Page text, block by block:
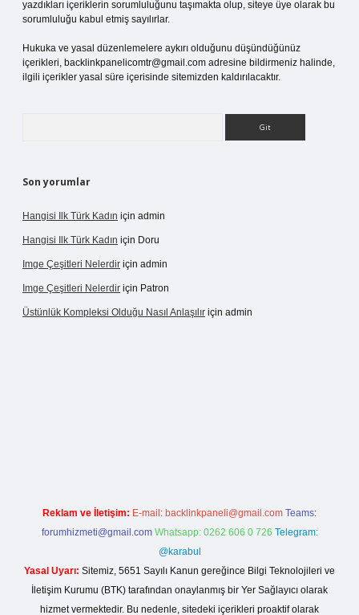
yazdıkları içeriklerin sorumluluğunu taşımakta olup, siteye üye olarak bu
sorumluluğu kabul etmiş sayılırlar.
Hukuka ve yasal düzenlemelere aykırı olduğunu düşündüğünüz
içerikleri, backlinkpanelicomtr@gmail.com adresine bildirmeniz halinde,
ilgili içerikler yasal süre içerisinde sitemizden kaldırılacaktır.
Son yorumlar
Hangisi Ilk Türk Kadın için admin
Hangisi Ilk Türk Kadın için Doru
Imge Çeşitleri Nelerdir için admin
Imge Çeşitleri Nelerdir için Patron
Üstünlük Kompleksi Olduğu Nasıl Anlaşılır için admin
Reklam ve İletişim: E-mail: backlinkpaneli@gmail.com Teams:
forumhizmeti@gmail.com Whatsapp: 0262 606 0 726 Telegram:
@karabul
Yasal Uyarı: Sitemiz, 5651 Sayılı Kanun gereğince Bilgi Teknolojileri ve
İletişim Kurumu (BTK) tarafından onaylanmış bir Yer Sağlayıcı olarak
hizmet vermektedir. Bu nedenle, sitedeki içerikleri proaktif olarak